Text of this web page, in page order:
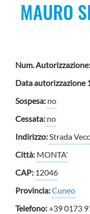
MAURO
Num. Autorizzazione:
Data autorizzazione
Sospesa: no
Cessata: no
Indirizzo:Strada
Città: MONTA'
CAP: 12046
Provincia:Cuneo
Telefono:+39 0173